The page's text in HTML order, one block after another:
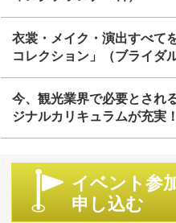
衣裳・メイク・演出すべて
コレクション」（ブライダ
科）
今、観光業界で必要とされ
ジナルカリキュラムが充実
科）
イベント参
申し込む